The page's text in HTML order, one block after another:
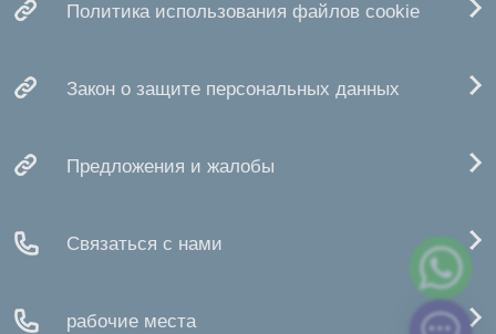
Политика использования файлов cookie
Закон о защите персональных данных
Предложения и жалобы
Связаться с нами
рабочие места